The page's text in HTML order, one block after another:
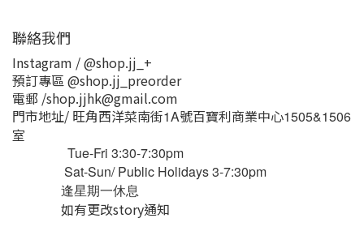
聯絡我們
Instagram / @shop.jj_+
預訂專區 @shop.jj_preorder
電郵 /shop.jjhk@gmail.com
門市地址/ 旺角西洋菜南街1A號百寶利商業中心1505&1506
室
Tue-Fri 3:30-7:30pm
Sat-Sun/ Public Holidays 3-7:30pm
逢星期一休息
如有更改story通知